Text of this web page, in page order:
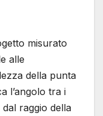
misurato
alle
della punta
l’angolo tra i
dal raggio della